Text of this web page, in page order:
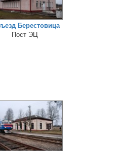
Берестовица
Пост ЭЦ